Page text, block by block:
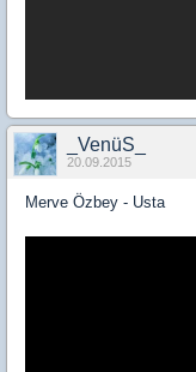
_VenüS_
20.09.2015
Merve Özbey - Usta